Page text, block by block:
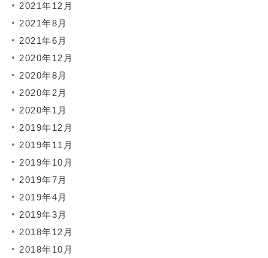
2021年12月
2021年8月
2021年6月
2020年12月
2020年8月
2020年2月
2020年1月
2019年12月
2019年11月
2019年10月
2019年7月
2019年4月
2019年3月
2018年12月
2018年10月